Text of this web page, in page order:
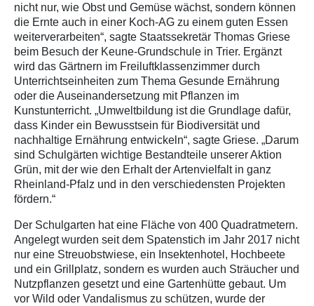
nicht nur, wie Obst und Gemüse wächst, sondern können
die Ernte auch in einer Koch-AG zu einem guten Essen
weiterverarbeiten“, sagte Staatssekretär Thomas Griese
beim Besuch der Keune-Grundschule in Trier. Ergänzt
wird das Gärtnern im Freiluftklassenzimmer durch
Unterrichtseinheiten zum Thema Gesunde Ernährung
oder die Auseinandersetzung mit Pflanzen im
Kunstunterricht. „Umweltbildung ist die Grundlage dafür,
dass Kinder ein Bewusstsein für Biodiversität und
nachhaltige Ernährung entwickeln“, sagte Griese. „Darum
sind Schulgärten wichtige Bestandteile unserer Aktion
Grün, mit der wie den Erhalt der Artenvielfalt in ganz
Rheinland-Pfalz und in den verschiedensten Projekten
fördern.“
Der Schulgarten hat eine Fläche von 400 Quadratmetern.
Angelegt wurden seit dem Spatenstich im Jahr 2017 nicht
nur eine Streuobstwiese, ein Insektenhotel, Hochbeete
und ein Grillplatz, sondern es wurden auch Sträucher und
Nutzpflanzen gesetzt und eine Gartenhütte gebaut. Um
vor Wild oder Vandalismus zu schützen, wurde der